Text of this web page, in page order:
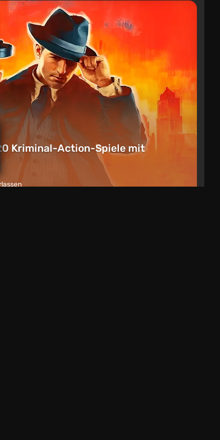
Kriminal-Action-Spiele mit